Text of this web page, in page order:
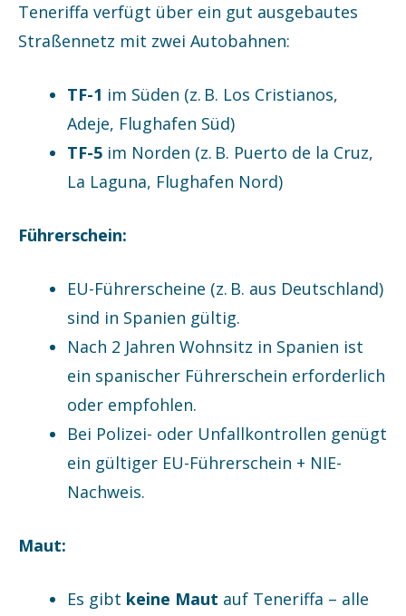
Teneriffa verfügt über ein gut ausgebautes
Straßennetz mit zwei Autobahnen:
TF-1 im Süden (z. B. Los Cristianos,
Adeje, Flughafen Süd)
TF-5 im Norden (z. B. Puerto de la Cruz,
La Laguna, Flughafen Nord)
Führerschein:
EU-Führerscheine (z. B. aus Deutschland)
sind in Spanien gültig.
Nach 2 Jahren Wohnsitz in Spanien ist
ein spanischer Führerschein erforderlich
oder empfohlen.
Bei Polizei- oder Unfallkontrollen genügt
ein gültiger EU-Führerschein + NIE-
Nachweis.
Maut:
Es gibt keine Maut auf Teneriffa – alle